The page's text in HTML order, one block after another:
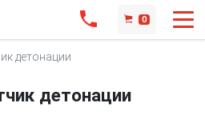
0
детонации
детонации